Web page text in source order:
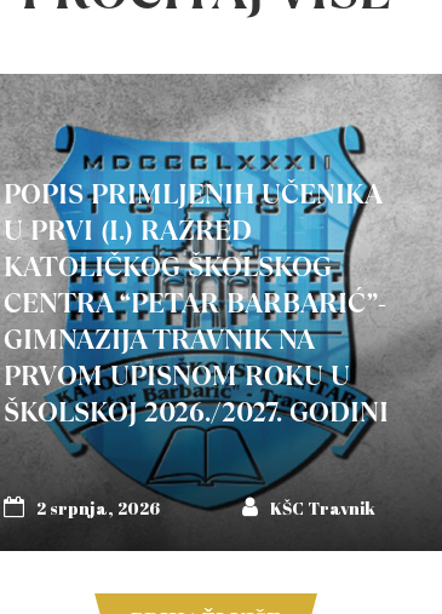
POPIS PRIMLJENIH UČENIKA
U PRVI (I.) RAZRED
KATOLIČKOG ŠKOLSKOG
CENTRA “PETAR BARBARIĆ”-
GIMNAZIJA TRAVNIK NA
PRVOM UPISNOM ROKU U
ŠKOLSKOJ 2026./2027. GODINI
2 srpnja, 2026 KŠC Travnik